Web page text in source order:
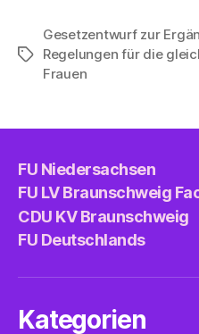
Schlagwörter
Gesetzentwurf zur
Regelungen für die
Frauen
FU Niedersachsen
FU LV Braunschweig
CDU KV Braunschweig
FU Deutschlands
Kategorien